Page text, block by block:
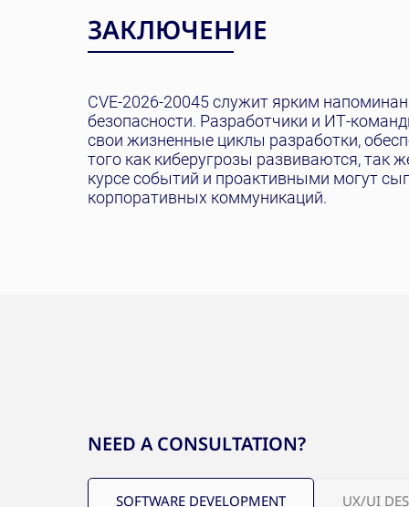
ЗАКЛЮЧЕНИЕ
CVE-2026-20045 служит ярким
безопасности. Разработчики и ИТ-
свои жизненные циклы разработки,
того как киберугрозы развиваются, так
курсе событий и проактивными могут
корпоративных коммуникаций.
NEED A CONSULTATION?
SOFTWARE DEVELOPMENT UX/UI